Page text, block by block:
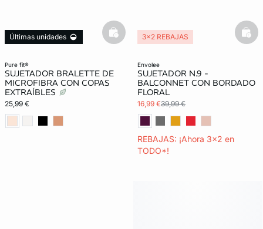
pure fit®
SUJETADOR BRALETTE DE
MICROFIBRA CON COPAS
EXTRAÍBLES
25,99 €
Últimas unidades
Lencería invisible
basketfull
envolee
SUJETADOR N.9 -
BALCONNET CON BORDADO
FLORAL
16,99 €39,99 €
REBAJAS: ¡Ahora 3x2 en
TODO*!
3x2 REBAJAS